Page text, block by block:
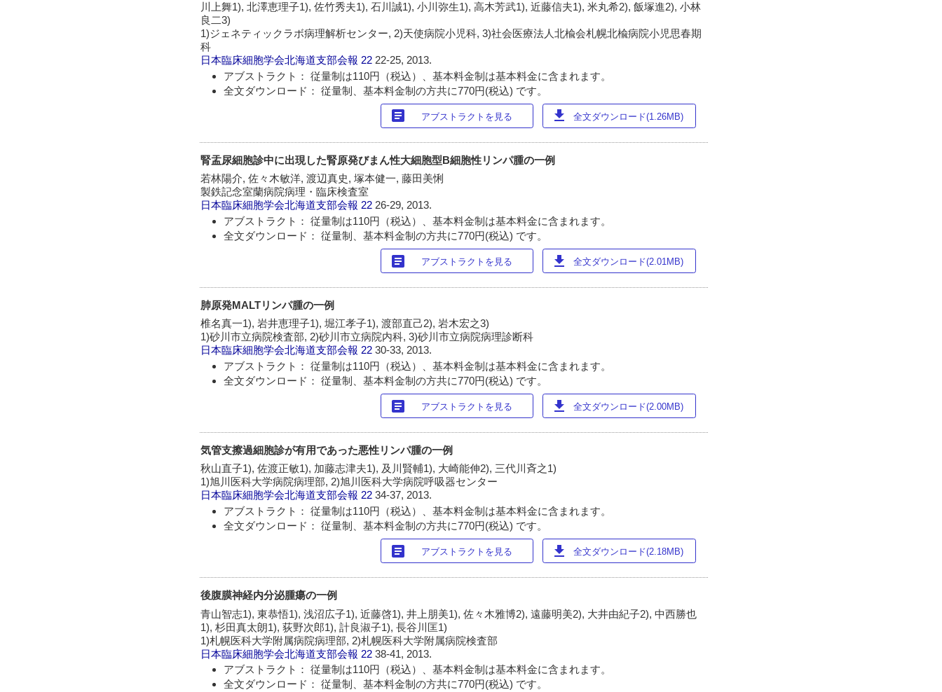
川上舞1), 北澤恵理子1), 佐竹秀夫1), 石川誠1), 小川弥生1), 高木芳武1), 近藤信夫1), 米丸希2), 飯塚進2), 小林
良二3)
1)ジェネティックラボ病理解析センター, 2)天使病院小児科, 3)社会医療法人北楡会札幌北楡病院小児思春期
科
日本臨床細胞学会北海道支部会報 22 22-25, 2013.
アブストラクト： 従量制は110円（税込）、基本料金制は基本料金に含まれます。
全文ダウンロード： 従量制、基本料金制の方共に770円(税込) です。
article アブストラクトを見る download 全文ダウンロード(1.26MB)
腎盂尿細胞診中に出現した腎原発びまん性大細胞型B細胞性リンパ腫の一例
若林陽介, 佐々木敏洋, 渡辺真史, 塚本健一, 藤田美悧
製鉄記念室蘭病院病理・臨床検査室
日本臨床細胞学会北海道支部会報 22 26-29, 2013.
アブストラクト： 従量制は110円（税込）、基本料金制は基本料金に含まれます。
全文ダウンロード： 従量制、基本料金制の方共に770円(税込) です。
article アブストラクトを見る download 全文ダウンロード(2.01MB)
肺原発MALTリンパ腫の一例
椎名真一1), 岩井恵理子1), 堀江孝子1), 渡部直己2), 岩木宏之3)
1)砂川市立病院検査部, 2)砂川市立病院内科, 3)砂川市立病院病理診断科
日本臨床細胞学会北海道支部会報 2230-33, 2013.
アブストラクト： 従量制は110円（税込）、基本料金制は基本料金に含まれます。
全文ダウンロード： 従量制、基本料金制の方共に770円(税込) です。
article アブストラクトを見る download 全文ダウンロード(2.00MB)
気管支擦過細胞診が有用であった悪性リンパ腫の一例
秋山直子1), 佐渡正敏1), 加藤志津夫1), 及川賢輔1), 大崎能伸2), 三代川斉之1)
1)旭川医科大学病院病理部, 2)旭川医科大学病院呼吸器センター
日本臨床細胞学会北海道支部会報 2234-37, 2013.
アブストラクト： 従量制は110円（税込）、基本料金制は基本料金に含まれます。
全文ダウンロード： 従量制、基本料金制の方共に770円(税込) です。
article アブストラクトを見る download 全文ダウンロード(2.18MB)
後腹膜神経内分泌腫瘍の一例
青山智志1), 東恭悟1), 浅沼広子1), 近藤啓1), 井上朋美1), 佐々木雅博2), 遠藤明美2), 大井由紀子2), 中西勝也
1), 杉田真太朗1), 荻野次郎1), 計良淑子1), 長谷川匡1)
1)札幌医科大学附属病院病理部, 2)札幌医科大学附属病院検査部
日本臨床細胞学会北海道支部会報 2238-41, 2013.
アブストラクト： 従量制は110円（税込）、基本料金制は基本料金に含まれます。
全文ダウンロード： 従量制、基本料金制の方共に770円(税込) です。